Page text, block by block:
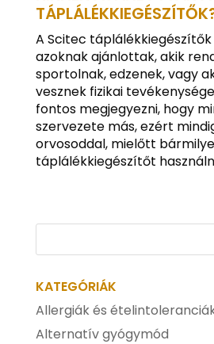
A Scitec
azoknak ajánlottak, akik
sportolnak, edzenek, vagy
vesznek fizikai
fontos megjegyezni, hogy
szervezete más, ezért
orvosoddal, mielőtt
táplálékkiegészítőt
KATEGÓRIÁK
Allergiák és
Alternatív gyógymód